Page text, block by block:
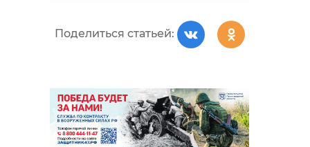
Поделиться статьей: